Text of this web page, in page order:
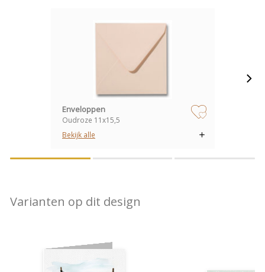
zet op verlanglijstje
Enveloppen
Oudroze 11x15,5
Bekijk alle
Varianten op dit design